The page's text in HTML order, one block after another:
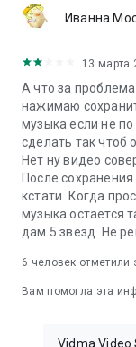
Иванна
13 марта
А что за
нажимаю
музыка если не
сделать так чтоб
Нет ну видео
После
кстати. Когда
музыка остаётся
дам 5 звёзд. Не
6 человек отметили
Вам помогла эта
Vidma Video